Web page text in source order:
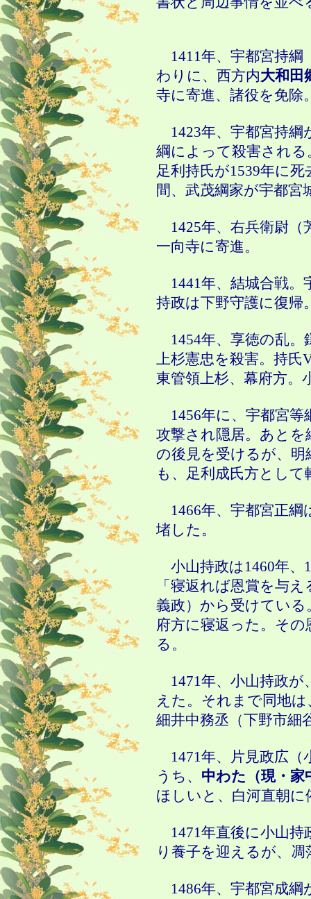
1411年、宇都宮持綱
わりに、西方内大和田
寺に寄進、諸役を免除
1423年、宇都宮持綱
綱によって殺害され
足利持氏が1539年に
間、武茂綱家が宇都宮
1425年、右兵衛尉（
一向寺に寄進。
1441年、結城合戦。
持政は下野守護に復帰
1454年、享徳の乱。
上杉憲忠を殺害。持氏
東管領上杉、幕府方。
1456年に、宇都宮等
攻撃され隠居。あとを
の後見を受けるが、明
も、足利成氏方として
1466年、宇都宮正綱
堵した。
小山持政は1460年、
「寝返れば恩賞を与
義政）から受けている
府方に寝返った。そ
る。
1471年、小山持政が
えた。それまで同地
細井中務丞（下野市細
1471年、片見政広（
うち、 中わた（現・家
ほしいと、白河直朝に
1471年直後に小山持
り養子を迎えるが、
1486年、宇都宮成綱